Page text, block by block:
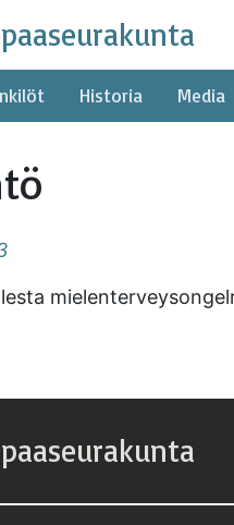
Historia Media